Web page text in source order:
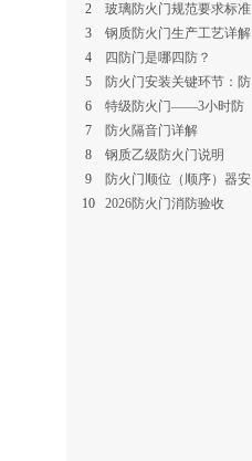
2
玻璃防火门规范要求标准
3
钢质防火门生产工艺详解
4
四防门是哪四防？
5
防火门安装关键环节：防
6
特级防火门——3小时防
7
防火隔音门详解
8
钢质乙级防火门说明
9
防火门顺位（顺序）器安
10
2026防火门消防验收